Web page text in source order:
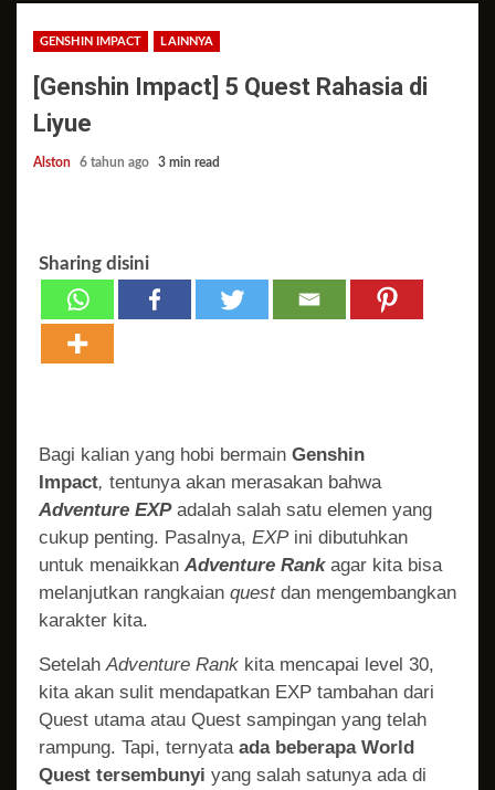
GENSHIN IMPACT LAINNYA
[Genshin Impact] 5 Quest Rahasia di
Liyue
Alston 6 tahun ago 3 min read
Sharing disini
Bagi kalian yang hobi bermain Genshin
Impact, tentunya akan merasakan bahwa
Adventure EXPadalah salah satu elemen yang
cukup penting. Pasalnya, EXP ini dibutuhkan
untuk menaikkan Adventure Rankagar kita bisa
melanjutkan rangkaian questdan mengembangkan
karakter kita.
SetelahAdventure Rank kita mencapai level 30,
kita akan sulit mendapatkan EXP tambahan dari
Quest utama atau Quest sampingan yang telah
rampung. Tapi, ternyata ada beberapa World
Quest tersembunyi yang salah satunya ada di